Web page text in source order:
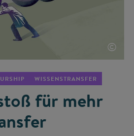
©
WISSENSTRANSFER
für mehr